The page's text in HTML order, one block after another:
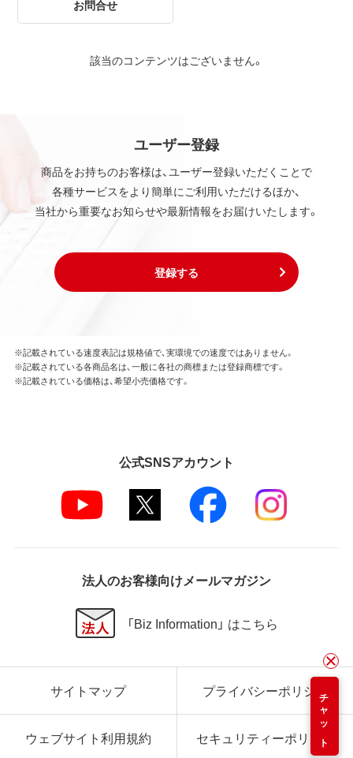
お問合せ
該当のコンテンツはございません。
ユーザー登録
商品をお持ちのお客様は、ユーザー登録いただくことで
各種サービスをより簡単にご利用いただけるほか、
当社から重要なお知らせや最新情報をお届けいたします。
登録する
チャット
※記載されている速度表記は規格値で、実環境での速度ではありません。
※記載されている各商品名は、一般に各社の商標または登録商標です。
※記載されている価格は、希望小売価格です。
公式SNSアカウント
法人のお客様向けメールマガジン
「Biz Information」 はこちら
サイトマップ プライバシーポリシー
ウェブサイト利用規約 セキュリティーポリシー